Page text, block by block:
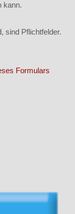
kann.
sind Pflichtfelder.
Formulars